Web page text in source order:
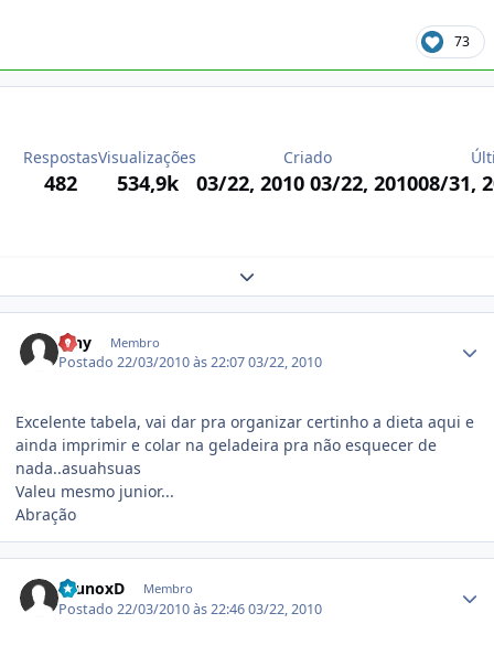
73
Respostas
482
Visualizações
534,9k
Criado
03/22, 2010 03/22, 201008/31,
Expand topic overview
Viny Membro
Postado22/03/2010 às 22:0703/22, 2010
Excelente tabela, vai dar pra organizar certinho a dieta aqui e
ainda imprimir e colar na geladeira pra não esquecer de
nada..asuahsuas
Valeu mesmo junior...
Abração
BrunoxD Membro
Postado22/03/2010 às 22:4603/22, 2010